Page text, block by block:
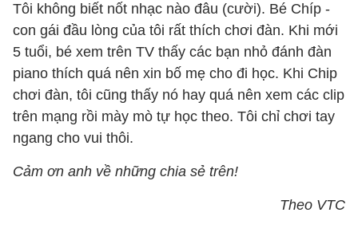
Tôi không biết nốt nhạc nào đâu (cười). Bé Chíp -
con gái đầu lòng của tôi rất thích chơi đàn. Khi mới
5 tuổi, bé xem trên TV thấy các bạn nhỏ đánh đàn
piano thích quá nên xin bố mẹ cho đi học. Khi Chip
chơi đàn, tôi cũng thấy nó hay quá nên xem các clip
trên mạng rồi mày mò tự học theo. Tôi chỉ chơi tay
ngang cho vui thôi.
Cảm ơn anh về những chia sẻ trên!
Theo VTC